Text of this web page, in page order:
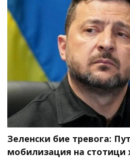
Зеленски бие тревога:
мобилизация на стотици